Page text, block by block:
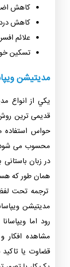
کاهش
کاهش
علائم
تسکین
مدیتیشن
يکي از انواع
قدیمی ترین
حواس
محسوب می شود،
در زبان
همان طور که
ترجمه تحت
مدیتیشن
رود اما
مشاهده
قضاوت یا